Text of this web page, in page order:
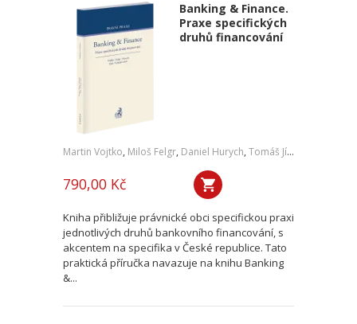
Banking & Finance.
Praxe specifických
druhů financování
Martin Vojtko, Miloš Felgr, Daniel Hurych, Tomáš Jíně
790,00 Kč
Kniha přibližuje právnické obci specifickou praxi
jednotlivých druhů bankovního financování, s
akcentem na specifika v České republice. Tato
praktická příručka navazuje na knihu Banking
&...